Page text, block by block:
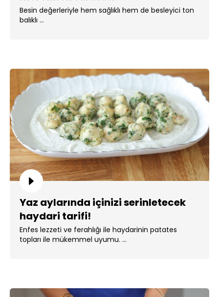
Besin değerleriyle hem sağlıklı hem de besleyici ton
balıklı ...
Yaz aylarında içinizi serinletecek
haydari tarifi!
Enfes lezzeti ve ferahlığı ile haydarinin patates
topları ile mükemmel uyumu. ...